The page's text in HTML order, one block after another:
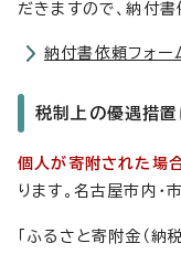
だきますので、納付書
納付書依頼フォー
税制上の優遇措置
個人が寄附された場
ります。名古屋市内・
「ふるさと寄附金（納